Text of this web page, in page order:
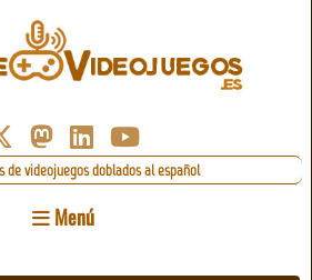
de videojuegos doblados al español
Menú